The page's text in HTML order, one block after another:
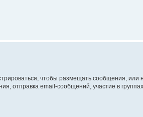
чтобы размещать сообщения, или
email-сообщений, участие в группах